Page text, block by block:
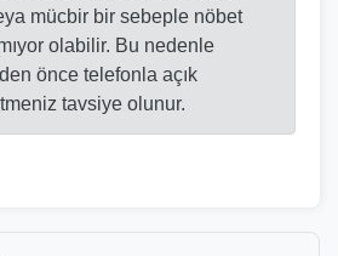
mücbir bir sebeple nöbet
olabilir. Bu nedenle
önce telefonla açık
tavsiye olunur.